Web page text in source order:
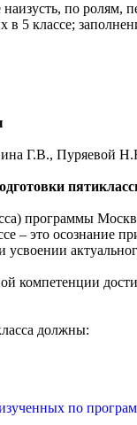
наизусть, по
в 5 классе;
Г.В., Пуряевой
программы
– это осознание
компетенции
должны:
по